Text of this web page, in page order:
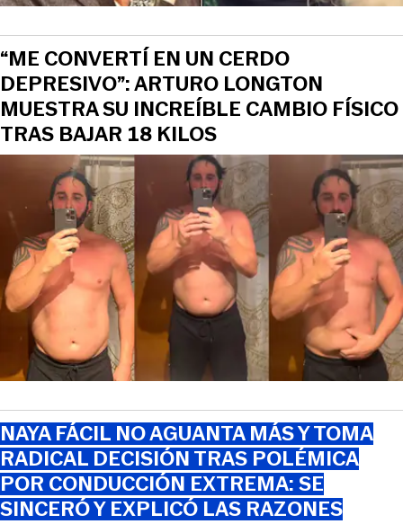
“ME CONVERTÍ EN UN CERDO
DEPRESIVO”: ARTURO LONGTON
MUESTRA SU INCREÍBLE CAMBIO FÍSICO
TRAS BAJAR 18 KILOS
NAYA FÁCIL NO AGUANTA MÁS Y TOMA
RADICAL DECISIÓN TRAS POLÉMICA
POR CONDUCCIÓN EXTREMA: SE
SINCERÓ Y EXPLICÓ LAS RAZONES